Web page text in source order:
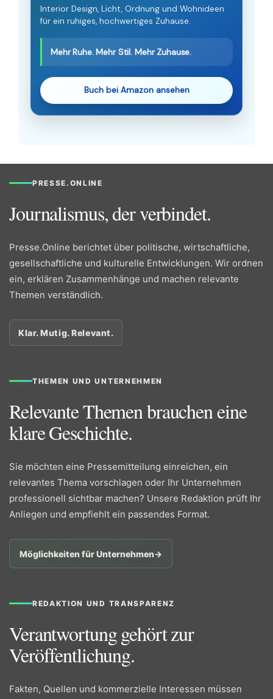
Interior Design, Licht, Ordnung und Wohnideen
für ein ruhiges, hochwertiges Zuhause.
Mehr Ruhe. Mehr Stil. Mehr Zuhause.
Buch bei Amazon ansehen
PRESSE.ONLINE
Journalismus, der verbindet.
Presse.Online berichtet über politische, wirtschaftliche,
gesellschaftliche und kulturelle Entwicklungen. Wir ordnen
ein, erklären Zusammenhänge und machen relevante
Themen verständlich.
Klar. Mutig. Relevant.
THEMEN UND UNTERNEHMEN
Relevante Themen brauchen eine
klare Geschichte.
Sie möchten eine Pressemitteilung einreichen, ein
relevantes Thema vorschlagen oder Ihr Unternehmen
professionell sichtbar machen? Unsere Redaktion prüft Ihr
Anliegen und empfiehlt ein passendes Format.
Möglichkeiten für Unternehmen→
REDAKTION UND TRANSPARENZ
Verantwortung gehört zur
Veröffentlichung.
Fakten, Quellen und kommerzielle Interessen müssen